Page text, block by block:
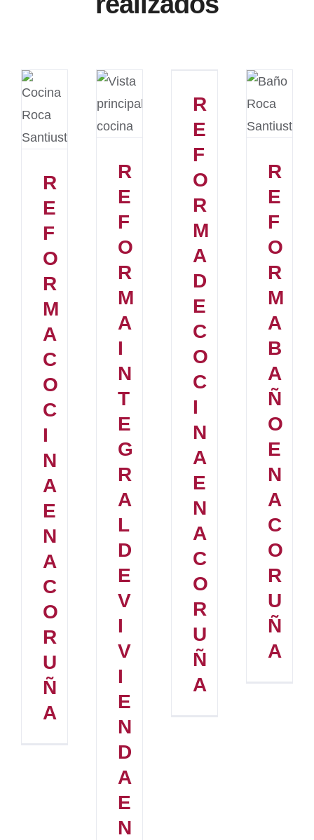
R
E
F
O
R
M
A
C
O
C
I
N
A
E
N
A
C
O
R
U
Ñ
A
R
E
F
O
R
M
A
I
N
T
E
G
R
A
L
D
E
V
I
V
I
E
N
D
A
E
N
R
E
F
O
R
M
A
D
E
C
O
C
I
N
A
E
N
A
C
O
R
U
Ñ
A
R
E
F
O
R
M
A
B
A
Ñ
O
E
N
A
C
O
R
U
Ñ
A